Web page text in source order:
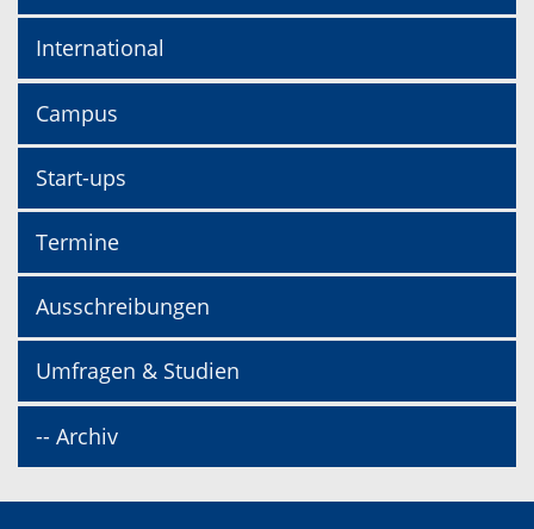
International
Campus
Start-ups
Termine
Ausschreibungen
Umfragen & Studien
-- Archiv